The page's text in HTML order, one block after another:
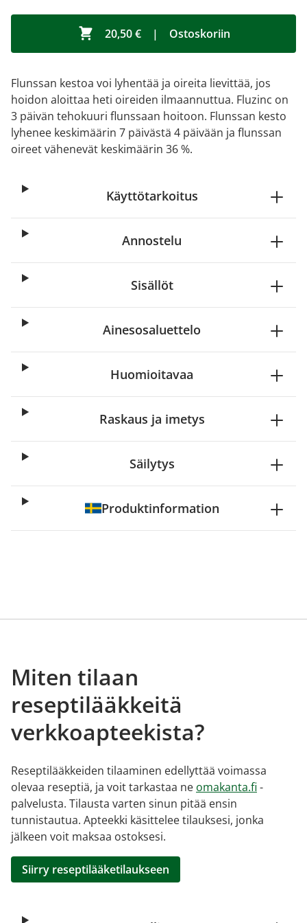
20,50 € | Ostoskoriin
Flunssan kestoa voi lyhentää ja oireita lievittää, jos
hoidon aloittaa heti oireiden ilmaannuttua. Fluzinc on
3 päivän tehokuuri flunssaan hoitoon. Flunssan kesto
lyhenee keskimäärin 7 päivästä 4 päivään ja flunssan
oireet vähenevät keskimäärin 36 %.
Käyttötarkoitus
Annostelu
Sisällöt
Ainesosaluettelo
Huomioitavaa
Raskaus ja imetys
Säilytys
Produktinformation
Miten tilaan
reseptilääkkeitä
verkkoapteekista?
Reseptilääkkeiden tilaaminen edellyttää voimassa
olevaa reseptiä, ja voit tarkastaa ne omakanta.fi -
palvelusta. Tilausta varten sinun pitää ensin
tunnistautua. Apteekki käsittelee tilauksesi, jonka
jälkeen voit maksaa ostoksesi.
Siirry reseptilääketilaukseen